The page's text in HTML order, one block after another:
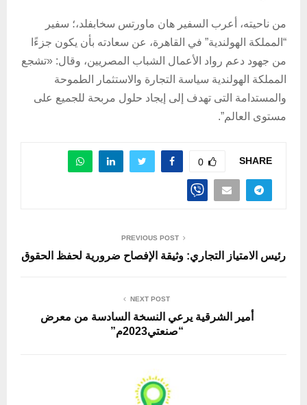
من ناحيته، أعرب السفير هان ماورتس سخابفلد،؛ سفير
“المملكة الهولندية” في القاهرة، عن سعادته بأن يكون جزءًا
من جهود دعم رواد الأعمال الشباب المصريين، وقال: «تشجع
المملكة الهولندية سياسة التجارة والاستثمار الطموحة
والمستدامة التى تهدف إلى إيجاد حلول مربحة للجميع على
مستوى العالم”.
SHARE
0
PREVIOUS POST
رئيس الامتياز التجاري: وثيقة الإفصاح ضرورية لحفظ الحقوق
NEXT POST
أمير الشرقية يرعي النسخة السادسة من معرض
“صنعتي2023م”